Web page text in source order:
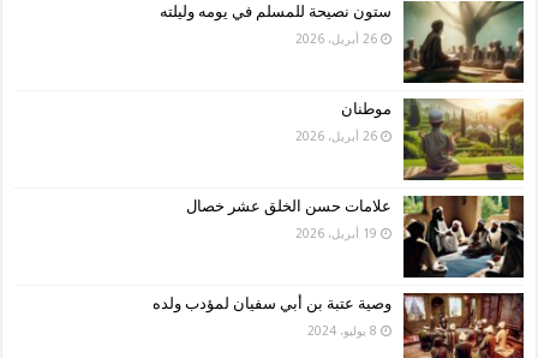
ستون نصيحة للمسلم في يومه وليلته
26 أبريل، 2026
موطنان
26 أبريل، 2026
علامات حسن الخلق عشر خصال
19 أبريل، 2026
وصية عتبة بن أبي سفيان لمؤدب ولده
8 يوليو، 2024